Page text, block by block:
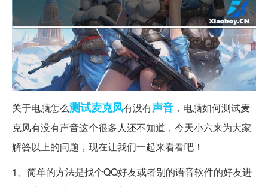
关于电脑怎么测试麦克风有没有声音 ，电脑如何测试麦
克风有没有声音这个很多人还不知道，今天小六来为大家
解答以上的问题，现在让我们一起来看看吧！
1、简单的方法是找个QQ好友或者别的语音软件的好友进